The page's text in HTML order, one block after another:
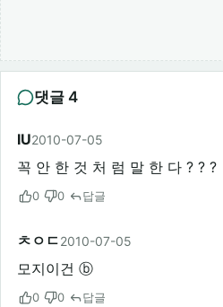
댓글 4
IU2010-07-05
꼭 안 한 것 처 럼 말 한 다 ? ? ?
0 0 답글
ㅊㅇㄷ2010-07-05
모지이건 ⓑ
0 0 답글